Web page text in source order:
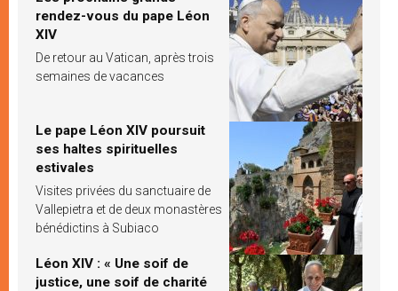
rendez-vous du pape Léon
XIV
De retour au Vatican, après trois
semaines de vacances
Le pape Léon XIV poursuit
ses haltes spirituelles
estivales
Visites privées du sanctuaire de
Vallepietra et de deux monastères
bénédictins à Subiaco
Léon XIV : « Une soif de
justice, une soif de charité